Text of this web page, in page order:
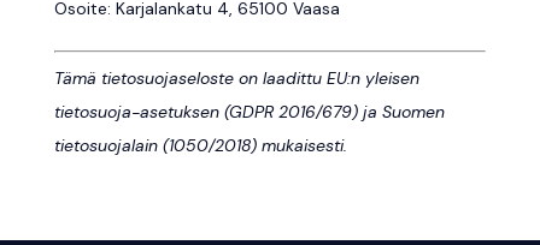
Osoite: Karjalankatu 4, 65100 Vaasa
Tämä tietosuojaseloste on laadittu EU:n yleisen
tietosuoja-asetuksen (GDPR 2016/679) ja Suomen
tietosuojalain (1050/2018) mukaisesti.